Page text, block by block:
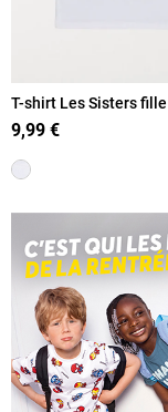
T-shirt Les Sisters
9,99 €